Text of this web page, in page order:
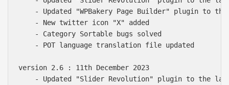
- Updated "WPBakery Page Builder" plugin to
    - New twitter icon "X" added
    - Category Sortable bugs solved
    - POT language translation file updated
version 2.6 : 11th December 2023
- Updated "Slider Revolution" plugin to the